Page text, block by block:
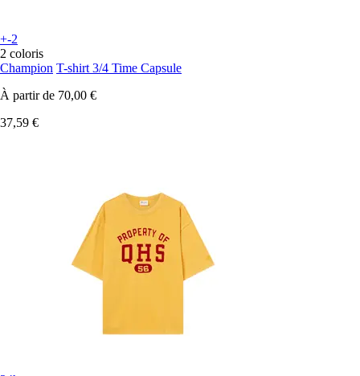
+-2
2 coloris
Champion T-shirt 3/4 Time Capsule
À partir de 70,00 €
37,59 €